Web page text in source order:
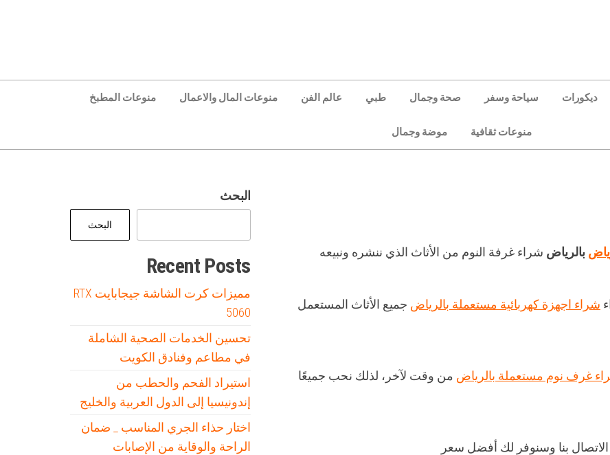
ديكورات سياحة وسفر صحة وجمال طبي عالم الفن منوعات المال والاعمال منوعات المطبخ
منوعات ثقافية موضة وجمال
بالرياض شراء غرفة النوم من الأثاث الذي ننشره ونبيعه
شراء اجهزة كهربائية مستعملة بالرياض جميع الأثاث المستعمل
غرف نوم مستعملة بالرياض من وقت لآخر، لذلك نحب جميعًا
بنا وسنوفر لك أفضل سعر
البحث
البحث
Recent Posts
مميزات كرت الشاشة جيجابايت RTX
5060
تحسين الخدمات الصحية الشاملة
في مطاعم وفنادق الكويت
استيراد الفحم والحطب من
إندونيسيا إلى الدول العربية والخليج
اختار حذاء الجري المناسب _ ضمان
الراحة والوقاية من الإصابات